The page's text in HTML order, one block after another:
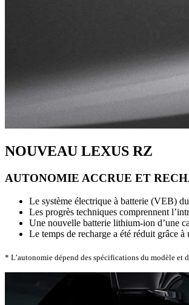
NOUVEAU LEXUS RZ
AUTONOMIE ACCRUE ET
Le système électrique à batterie (VEB)
Les progrès techniques comprennent
Une nouvelle batterie lithium-ion d’une
Le temps de recharge a été réduit grâce
* L’autonomie dépend des spécifications du modèle et